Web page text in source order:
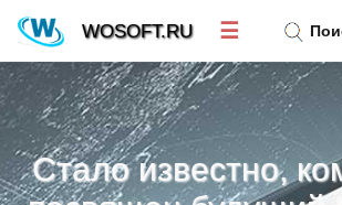
Стало известно,
WOSOFT.RU ☰
Новости»
Тренд новостей»